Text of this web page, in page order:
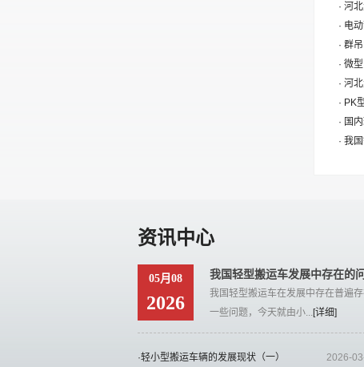
· 河
· 电
· 群
· 微
· 河
· PK
· 国
· 我
资讯中心
05月08
2026
我国轻型搬运车发展中存在的
我国轻型搬运车在发展中存在普遍
一些问题，今天就由小...[详细]
2026-
·轻小型搬运车辆的发展现状（一）